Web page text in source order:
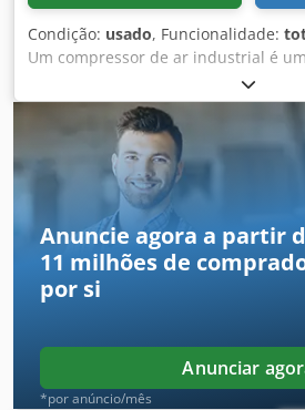
Condição: usado, Funcionalidade:
Um compressor de ar industrial é
para aumentar a pressão e o fluxo
alimentar diversas ferramentas,
processos industriais.
Anuncie agora a partir
11 milhões de
por si
Anunciar
*por anúncio/mês